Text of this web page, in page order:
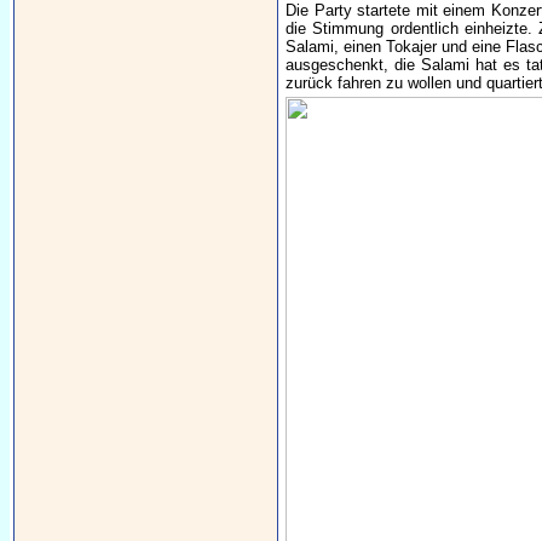
Die Party startete mit einem
die Stimmung ordentlich
Salami, einen Tokajer und eine
ausgeschenkt, die Salami hat es
zurück fahren zu wollen und